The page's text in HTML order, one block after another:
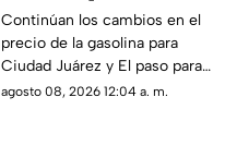
gasolina para Ciudad
Juárez y El Paso
Continúan los cambios en el
precio de la gasolina para
Ciudad Juárez y El paso para
hoy, 8 de agosto
agosto 08, 2026 12:04 a. m.